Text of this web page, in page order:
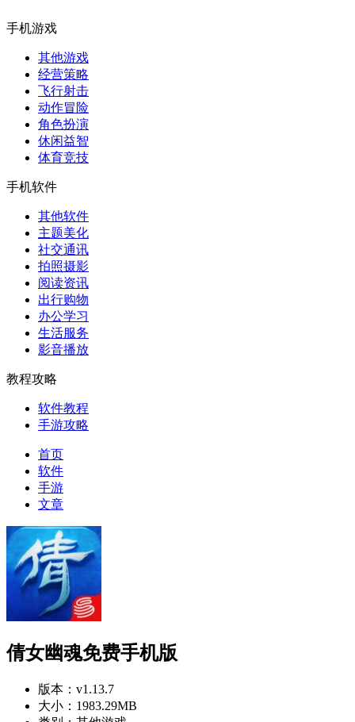
手机游戏
其他游戏
经营策略
飞行射击
动作冒险
角色扮演
休闲益智
体育竞技
手机软件
其他软件
主题美化
社交通讯
拍照摄影
阅读资讯
出行购物
办公学习
生活服务
影音播放
教程攻略
软件教程
手游攻略
首页
软件
手游
文章
倩女幽魂免费手机版
版本： v1.13.7
大小： 1983.29MB